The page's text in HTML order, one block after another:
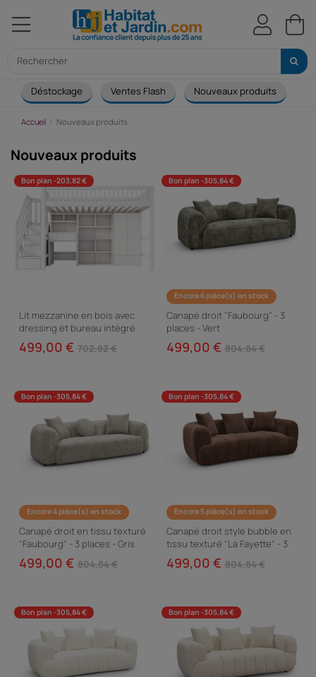
Déstockage Ventes Flash Nouveaux produits
Accueil Nouveaux produits
Nouveaux produits
Bon plan -203,82 €
Lit mezzanine en bois avec
dressing et bureau intégré
"Amélia" - 90 x 190 cm - Blanc
499,00 € 702,82 €
Bon plan -305,84 €
Encore 6 pièce(s) en stock
Canapé droit "Faubourg" - 3
places - Vert
499,00 € 804,84 €
Bon plan -305,84 €
Encore 4 pièce(s) en stock
Canapé droit en tissu texturé
"Faubourg" - 3 places - Gris
499,00 € 804,84 €
Bon plan -305,84 €
Encore 5 pièce(s) en stock
Canapé droit style bubble en
tissu texturé "La Fayette" - 3
places - Marron
499,00 € 804,84 €
Bon plan -305,84 € Bon plan -305,84 €